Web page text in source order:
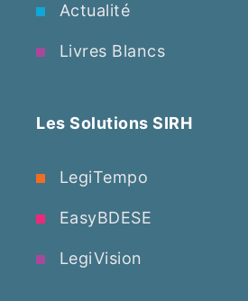
Actualité
Livres Blancs
Les Solutions SIRH
LegiTempo
EasyBDESE
LegiVision